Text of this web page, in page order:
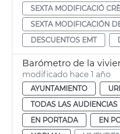
SEXTA MODIFICACIÓ
SEXTA MODIFICACIÓN
DESCUENTOS EMT
Barómetro de la
modificado hace 1 año
AYUNTAMIENTO
TODAS LAS AUDIENCIAS
EN PORTADA
EN